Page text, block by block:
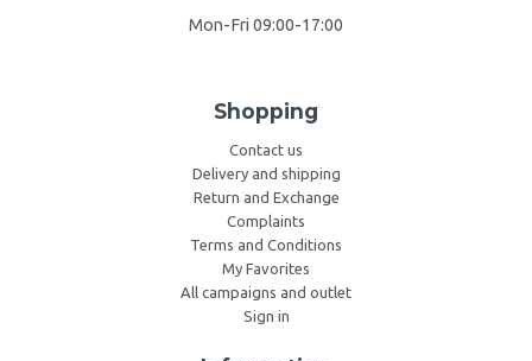
Mon-Fri 09:00-17:00
Shopping
Contact us
Delivery and shipping
Return and Exchange
Complaints
Terms and Conditions
My Favorites
All campaigns and outlet
Sign in